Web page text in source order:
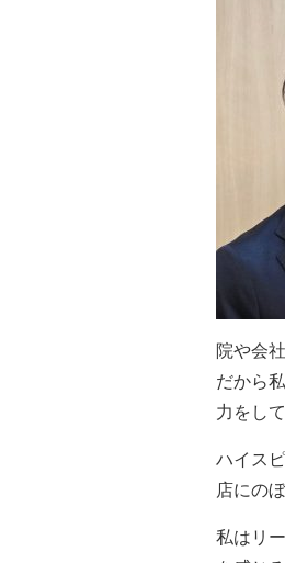
院や会
だから
力をし
ハイス
店にの
私はリ